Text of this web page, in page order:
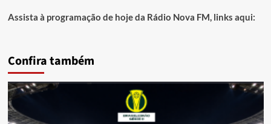
Assista à programação de hoje da Rádio Nova FM, links aqui:
Confira também